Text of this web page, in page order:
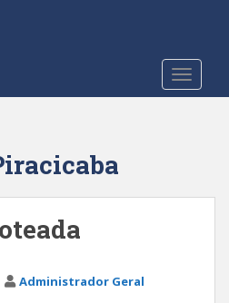
Administrador Geral